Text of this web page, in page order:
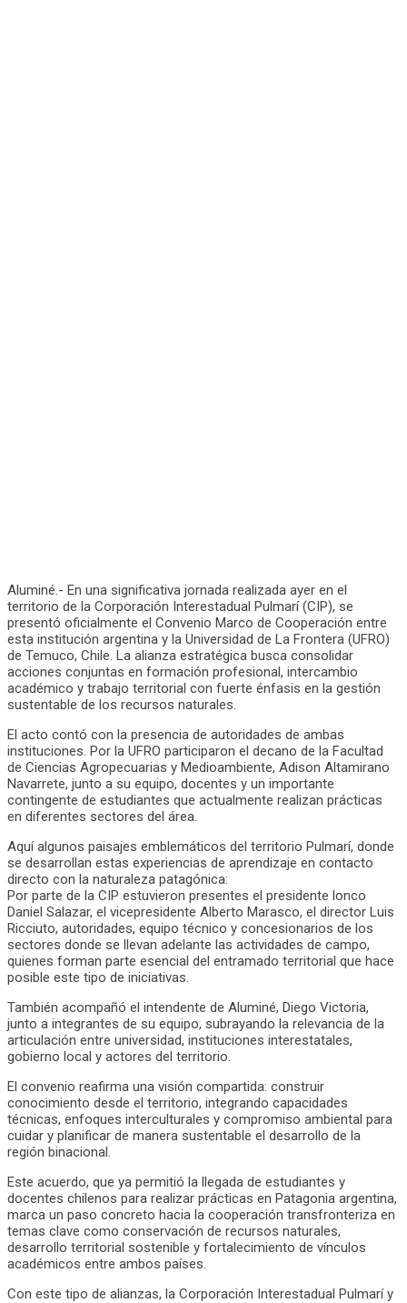
Aluminé.- En una significativa jornada realizada ayer en el
territorio de la Corporación Interestadual Pulmarí (CIP), se
presentó oficialmente el Convenio Marco de Cooperación entre
esta institución argentina y la Universidad de La Frontera (UFRO)
de Temuco, Chile. La alianza estratégica busca consolidar
acciones conjuntas en formación profesional, intercambio
académico y trabajo territorial con fuerte énfasis en la gestión
sustentable de los recursos naturales.
El acto contó con la presencia de autoridades de ambas
instituciones. Por la UFRO participaron el decano de la Facultad
de Ciencias Agropecuarias y Medioambiente, Adison Altamirano
Navarrete, junto a su equipo, docentes y un importante
contingente de estudiantes que actualmente realizan prácticas
en diferentes sectores del área.
Aquí algunos paisajes emblemáticos del territorio Pulmarí, donde
se desarrollan estas experiencias de aprendizaje en contacto
directo con la naturaleza patagónica:
Por parte de la CIP estuvieron presentes el presidente lonco
Daniel Salazar, el vicepresidente Alberto Marasco, el director Luis
Ricciuto, autoridades, equipo técnico y concesionarios de los
sectores donde se llevan adelante las actividades de campo,
quienes forman parte esencial del entramado territorial que hace
posible este tipo de iniciativas.
También acompañó el intendente de Aluminé, Diego Victoria,
junto a integrantes de su equipo, subrayando la relevancia de la
articulación entre universidad, instituciones interestatales,
gobierno local y actores del territorio.
El convenio reafirma una visión compartida: construir
conocimiento desde el territorio, integrando capacidades
técnicas, enfoques interculturales y compromiso ambiental para
cuidar y planificar de manera sustentable el desarrollo de la
región binacional.
Este acuerdo, que ya permitió la llegada de estudiantes y
docentes chilenos para realizar prácticas en Patagonia argentina,
marca un paso concreto hacia la cooperación transfronteriza en
temas clave como conservación de recursos naturales,
desarrollo territorial sostenible y fortalecimiento de vínculos
académicos entre ambos países.
Con este tipo de alianzas, la Corporación Interestadual Pulmarí y